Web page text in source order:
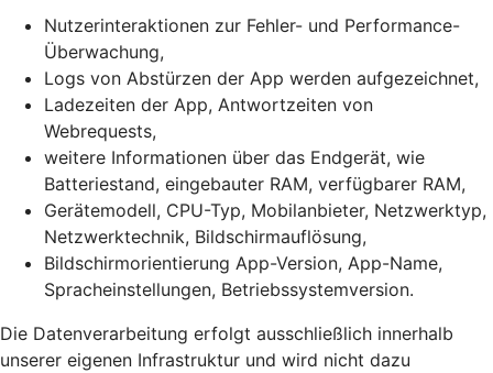
Nutzerinteraktionen zur Fehler- und Performance-
Überwachung,
Logs von Abstürzen der App werden aufgezeichnet,
Ladezeiten der App, Antwortzeiten von
Webrequests,
weitere Informationen über das Endgerät, wie
Batteriestand, eingebauter RAM, verfügbarer RAM,
Gerätemodell, CPU-Typ, Mobilanbieter, Netzwerktyp,
Netzwerktechnik, Bildschirmauflösung,
Bildschirmorientierung App-Version, App-Name,
Spracheinstellungen, Betriebssystemversion.
Die Datenverarbeitung erfolgt ausschließlich innerhalb
unserer eigenen Infrastruktur und wird nicht dazu